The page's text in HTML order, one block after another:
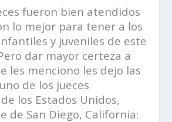
fueron bien atendidos
lo mejor para tener a los
y juveniles de este
dar mayor certeza a
les menciono les dejo las
de los jueces
los Estados Unidos,
de San Diego, California: